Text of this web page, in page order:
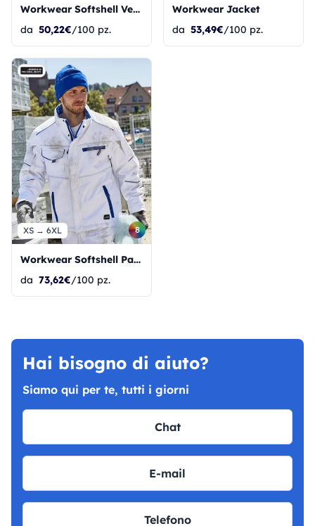
Workwear Softshell Vest-Level 2
da 50,22€/100 pz.
Workwear Jacket
da 53,49€/100 pz.
XS → 6XL 8
Workwear Softshell Padded Jacket-Level 2
da 73,62€/100 pz.
Hai bisogno di aiuto?
Siamo qui per te, tutti i giorni
Chat
E-mail
Telefono